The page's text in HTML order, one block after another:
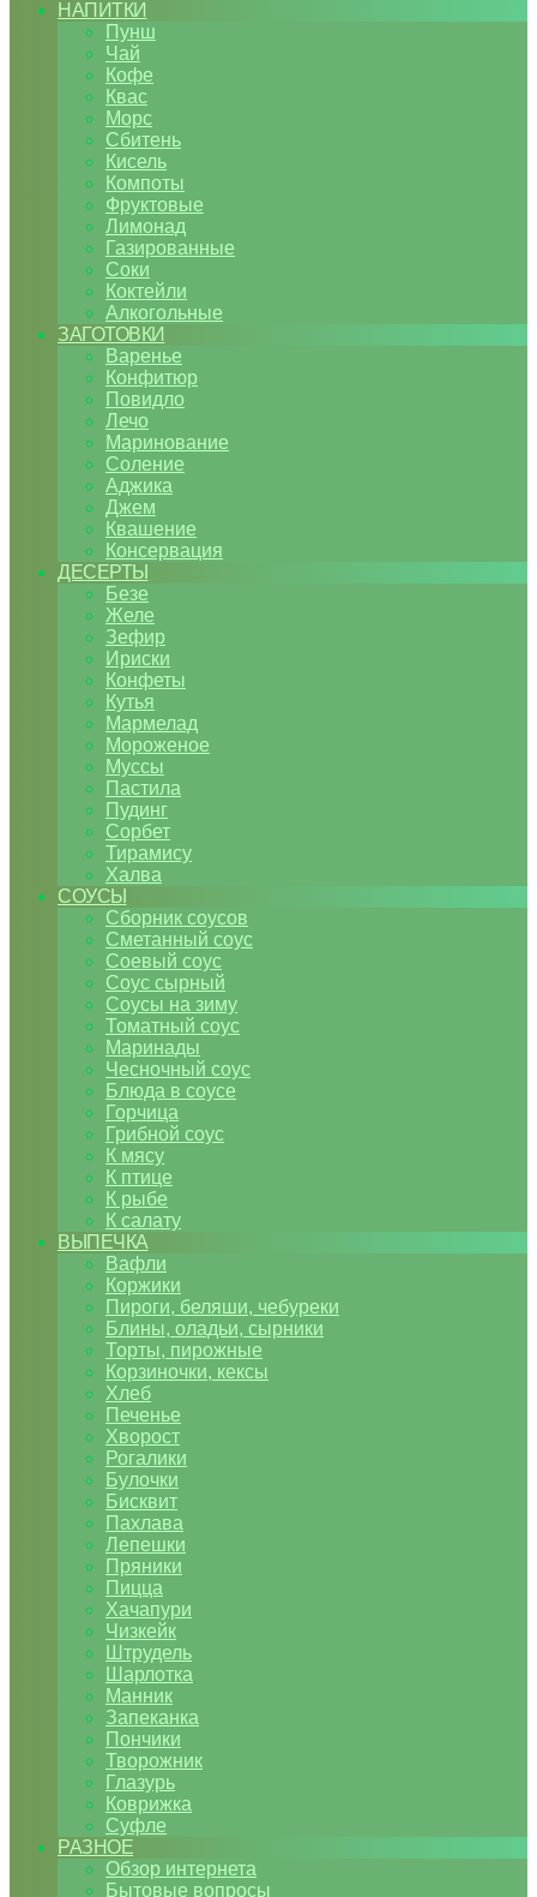
НАПИТКИ
Пунш
Чай
Кофе
Квас
Морс
Сбитень
Кисель
Компоты
Фруктовые
Лимонад
Газированные
Соки
Коктейли
Алкогольные
ЗАГОТОВКИ
Варенье
Конфитюр
Повидло
Лечо
Маринование
Соление
Аджика
Джем
Квашение
Консервация
ДЕСЕРТЫ
Безе
Желе
Зефир
Ириски
Конфеты
Кутья
Мармелад
Мороженое
Муссы
Пастила
Пудинг
Сорбет
Тирамису
Халва
СОУСЫ
Сборник соусов
Сметанный соус
Соевый соус
Соус сырный
Соусы на зиму
Томатный соус
Маринады
Чесночный соус
Блюда в соусе
Горчица
Грибной соус
К мясу
К птице
К рыбе
К салату
ВЫПЕЧКА
Вафли
Коржики
Пироги, беляши, чебуреки
Блины, оладьи, сырники
Торты, пирожные
Корзиночки, кексы
Хлеб
Печенье
Хворост
Рогалики
Булочки
Бисквит
Пахлава
Лепешки
Пряники
Пицца
Хачапури
Чизкейк
Штрудель
Шарлотка
Манник
Запеканка
Пончики
Творожник
Глазурь
Коврижка
Суфле
РАЗНОЕ
Обзор интернета
Бытовые вопросы